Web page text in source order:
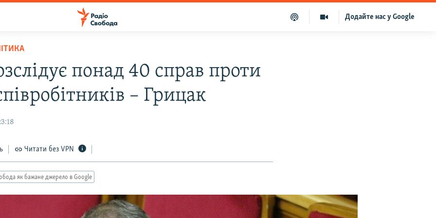
Додайте нас у Google
понад 40 справ проти
– Грицак
Читати без VPN
як бажане джерело в Google